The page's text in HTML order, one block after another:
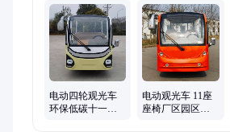
动保洁车、电动巡逻车、电动消防车、矿用
业扫地机
电动四轮观光车
环保低碳十一座
电动观光车 11座
座椅厂区园区物